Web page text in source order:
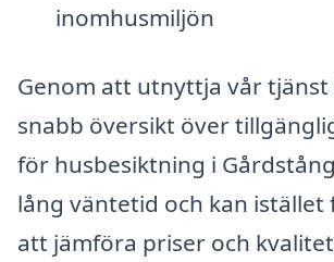
inomhusmiljön
Genom att utnyttja vår tjänst
snabb översikt över
för husbesiktning i
lång väntetid och kan istället
att jämföra priser och